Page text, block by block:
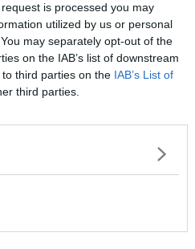
is processed you may
utilized by us or personal
may separately opt-out of the
on the IAB’s list of downstream
third parties on the IAB’s List of
third parties.